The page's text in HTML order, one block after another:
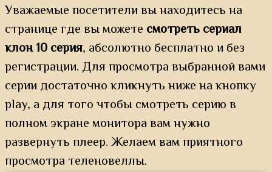
Уважаемые посетители вы находитесь на
странице где вы можете смотреть сериал
клон 10 серия, абсолютно бесплатно и без
регистрации. Для просмотра выбранной вами
серии достаточно кликнуть ниже на кнопку
play, а для того чтобы смотреть серию в
полном экране монитора вам нужно
развернуть плеер. Желаем вам приятного
просмотра теленовеллы.